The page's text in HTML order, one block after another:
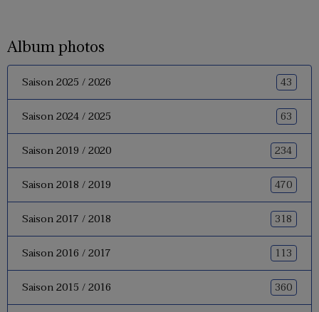
Album photos
Saison 2025 / 2026 43
Saison 2024 / 2025 63
Saison 2019 / 2020 234
Saison 2018 / 2019 470
Saison 2017 / 2018 318
Saison 2016 / 2017 113
Saison 2015 / 2016 360